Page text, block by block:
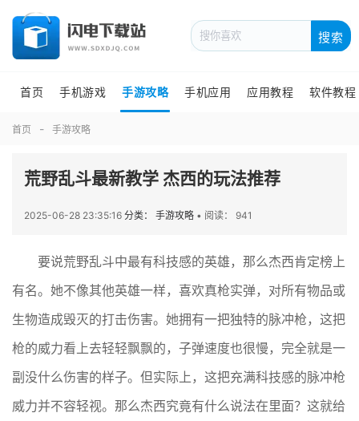
搜索
首页 手机游戏 手游攻略 手机应用 应用教程 软件教程
首页 手游攻略
荒野乱斗最新教学 杰西的玩法推荐
2025-06-28 23:35:16 分类： 手游攻略 • 阅读： 941
要说荒野乱斗中最有科技感的英雄，那么杰西肯定榜上
有名。她不像其他英雄一样，喜欢真枪实弹，对所有物品或
生物造成毁灭的打击伤害。她拥有一把独特的脉冲枪，这把
枪的威力看上去轻轻飘飘的，子弹速度也很慢，完全就是一
副没什么伤害的样子。但实际上，这把充满科技感的脉冲枪
威力并不容轻视。那么杰西究竟有什么说法在里面？这就给